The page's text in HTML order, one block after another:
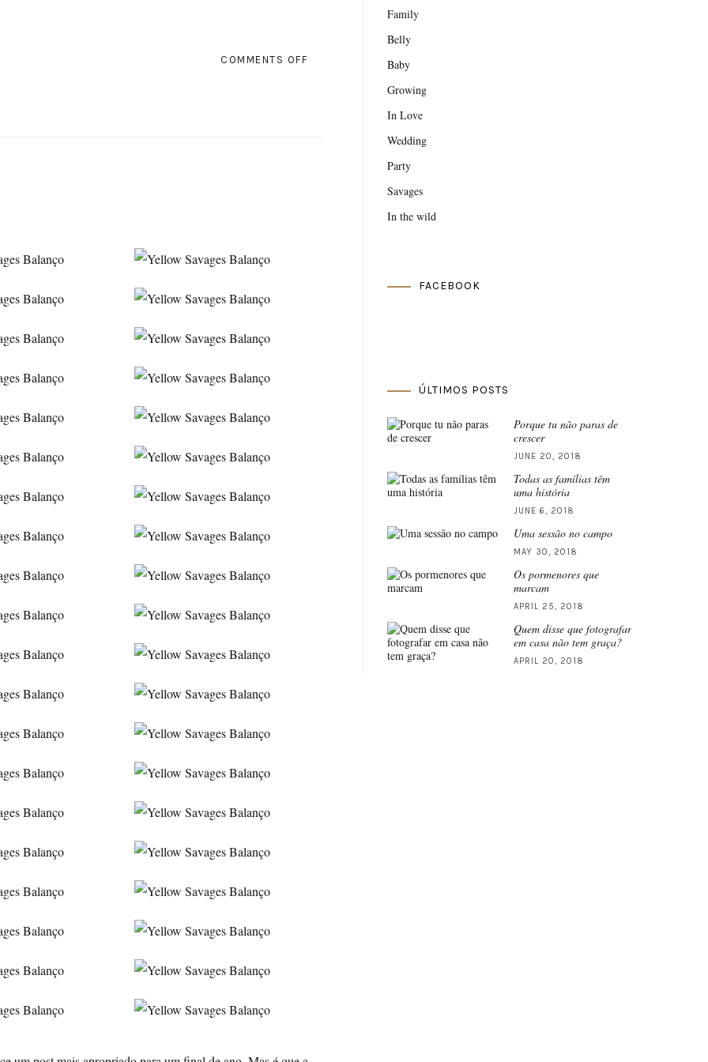
COMMENTS OFF
Family
Belly
Baby
Growing
In Love
Wedding
Party
Savages
In the wild
FACEBOOK
ÚLTIMOS POSTS
Porque tu não paras de
crescer
JUNE 20, 2018
Todas as famílias têm
uma história
JUNE 6, 2018
Uma sessão no campo
MAY 30, 2018
Os pormenores que
marcam
APRIL 25, 2018
Quem disse que fotografar
em casa não tem graça?
APRIL 20, 2018